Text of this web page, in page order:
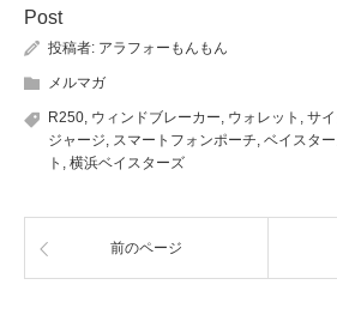
Post
投稿者: アラフォーもんもん
メルマガ
R250, ウィンドブレーカー, ウォレット , サ
ジャージ, スマートフォンポーチ, ベイスタ
ト , 横浜ベイスターズ
前のページ